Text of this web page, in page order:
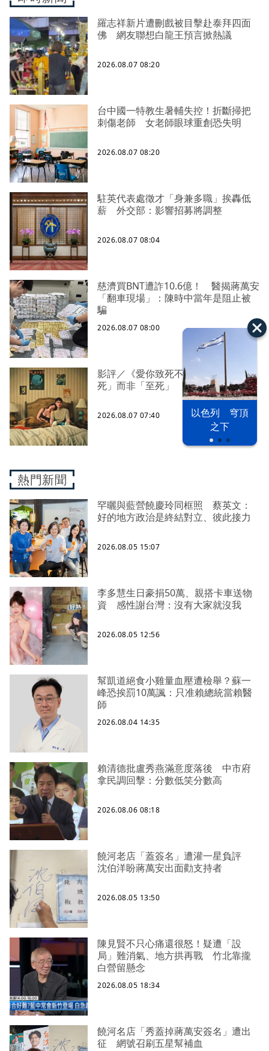
以色列 穹頂
之下
羅志祥新片遭刪戲被目擊赴泰拜四面
佛 網友聯想白龍王預言掀熱議
2026.08.07 08:20
台中國一特教生暑輔失控！折斷掃把
刺傷老師 女老師眼球重創恐失明
2026.08.07 08:20
駐英代表處徵才「身兼多職」挨轟低
薪 外交部：影響招募將調整
2026.08.07 08:04
慈濟買BNT遭詐10.6億！ 醫揭蔣萬安
「翻車現場」：陳時中當年是阻止被
騙
2026.08.07 08:00
影評／《愛你致死不渝》 為何「致
死」而非「至死」
2026.08.07 07:40
熱門新聞
罕曬與藍營饒慶玲同框照 蔡英文：
好的地方政治是終結對立、彼此接力
2026.08.05 15:07
李多慧生日豪捐50萬、親搭卡車送物
資 感性謝台灣：沒有大家就沒我
2026.08.05 12:56
幫凱道絕食小雞量血壓遭檢舉？蘇一
峰恐挨罰10萬諷：只准賴總統當賴醫
師
2026.08.04 14:35
賴清德批盧秀燕滿意度落後 中市府
拿民調回擊：分數低笑分數高
2026.08.06 08:18
饒河老店「蓋簽名」遭灌一星負評
沈伯洋盼蔣萬安出面勸支持者
2026.08.05 13:50
陳見賢不只心痛還很怒！疑遭「設
局」難消氣、地方拱再戰 竹北靠攏
白營留懸念
2026.08.05 18:34
饒河名店「秀蓋掉蔣萬安簽名」遭出
征 網號召刷五星幫補血